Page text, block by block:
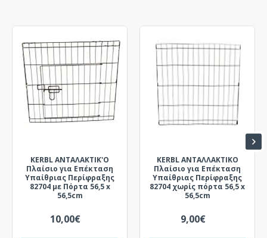
KERBL ΑΝΤΑΛΑΚΤΙΚ'Ο
Πλαίσιο για Επέκταση
Υπαίθριας Περίφραξης
82704 με Πόρτα 56,5 x
56,5cm
10,00€
KERBL ΑΝΤΑΛΛΑΚΤΙΚΟ
Πλαίσιο για Επέκταση
Υπαίθριας Περίφραξης
82704 χωρίς πόρτα 56,5 x
56,5cm
9,00€